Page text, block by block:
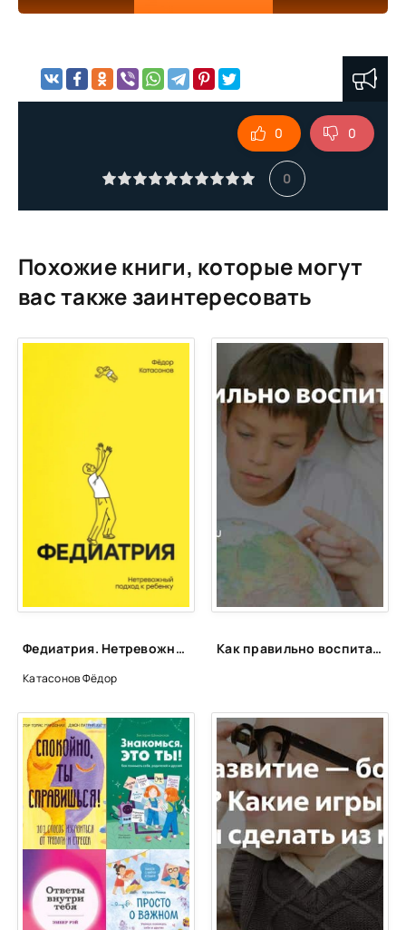
17
0
0 0
Похожие книги, которые могут
вас также заинтересовать
Федиатрия. Нетревожный подход к ребенку - Фёдор Катасонов
Катасонов Фёдор
Как правильно воспитать ребенка?